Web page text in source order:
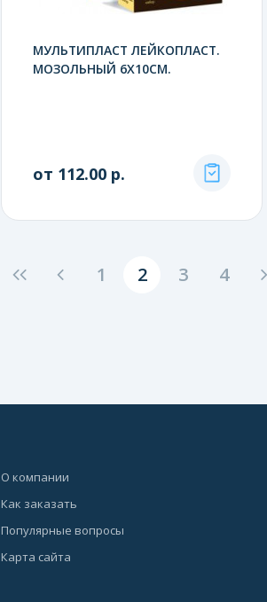
МУЛЬТИПЛАСТ ЛЕЙКОПЛАСТ.
МОЗОЛЬНЫЙ 6X10СМ.
от 112.00 р.
1 2 3 4
О компании
Как заказать
Популярные вопросы
Карта сайта